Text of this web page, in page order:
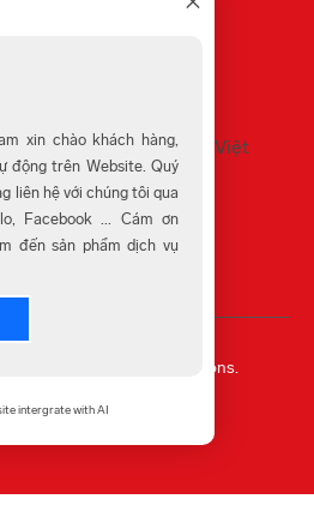
xin chào khách hàng,
động trên Website. Quý
liên hệ với chúng tôi qua
Facebook ... Cám ơn
đến sản phẩm dịch vụ
intergrate with AI
By
Of 3T Software And Solutions.
Giới thiệu